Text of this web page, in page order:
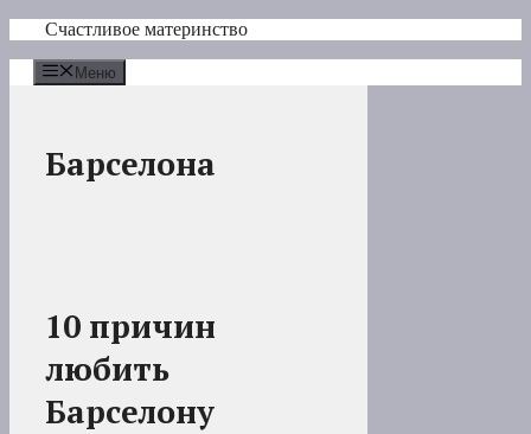
Перейти
содержимому
Счастливое материнство
Меню
Барселона
10 причин
любить
Барселону